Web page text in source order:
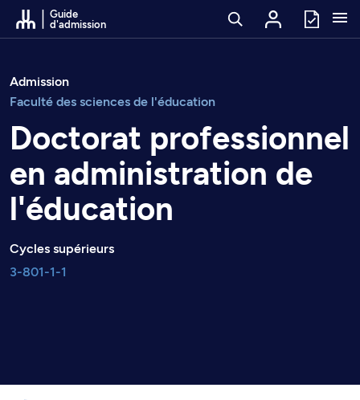
Passer au contenu
Guide
d'admission
Admission
Faculté des sciences de l'éducation
Doctorat professionnel
en administration de
l'éducation
Cycles supérieurs
3-801-1-1